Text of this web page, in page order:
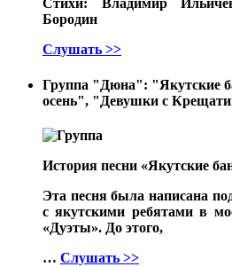
Стихи: Владимир
Бородин
Слушать >>
Группа "Дюна": "Якутские
осень", "Девушки с
История песни «Якутские
Эта песня была написана
с якутскими ребятами в
«Дуэты». До этого,
… Слушать >>